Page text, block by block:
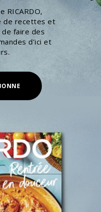
RICARDO,
de recettes et
de faire des
d’ici et